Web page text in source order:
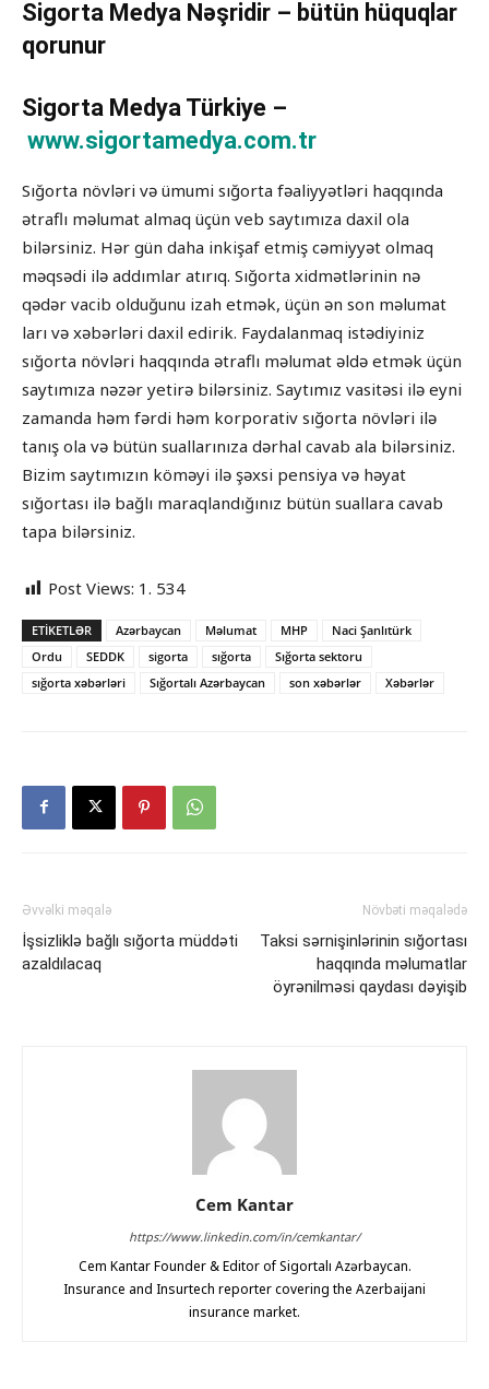
Sigorta Medya Nəşridir – bütün hüquqlar
qorunur
Sigorta Medya Türkiye –
www.sigortamedya.com.tr
Sığorta növləri və ümumi sığorta fəaliyyətləri haqqında
ətraflı məlumat almaq üçün veb saytımıza daxil ola
bilərsiniz. Hər gün daha inkişaf etmiş cəmiyyət olmaq
məqsədi ilə addımlar atırıq. Sığorta xidmətlərinin nə
qədər vacib olduğunu izah etmək, üçün ən son məlumat
ları və xəbərləri daxil edirik. Faydalanmaq istədiyiniz
sığorta növləri haqqında ətraflı məlumat əldə etmək üçün
saytımıza nəzər yetirə bilərsiniz. Saytımız vasitəsi ilə eyni
zamanda həm fərdi həm korporativ sığorta növləri ilə
tanış ola və bütün suallarınıza dərhal cavab ala bilərsiniz.
Bizim saytımızın köməyi ilə şəxsi pensiya və həyat
sığortası ilə bağlı maraqlandığınız bütün suallara cavab
tapa bilərsiniz.
Post Views: 1. 534
ETIKETLƏR Azərbaycan Məlumat MHP
Naci Şanlıtürk
Ordu
SEDDK sigorta sığorta
Sığorta sektoru
sığorta xəbərləri
Sığortalı Azərbaycan son xəbərlər Xəbərlər
Əvvəlki məqalə
İşsizliklə bağlı sığorta müddəti
azaldılacaq
Növbəti məqalədə
Taksi sərnişinlərinin sığortası
haqqında məlumatlar
öyrənilməsi qaydası dəyişib
Cem Kantar
https://www.linkedin.com/in/cemkantar/
Cem Kantar Founder & Editor of Sigortalı Azərbaycan.
Insurance and Insurtech reporter covering the Azerbaijani
insurance market.